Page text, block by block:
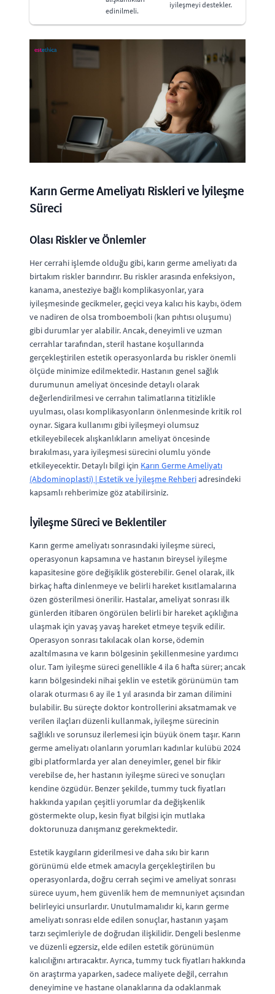
edinilmeli.
iyileşmeyi destekler.
Karın Germe Ameliyatı Riskleri ve İyileşme
Süreci
Olası Riskler ve Önlemler
Her cerrahi işlemde olduğu gibi, karın germe ameliyatı da
birtakım riskler barındırır. Bu riskler arasında enfeksiyon,
kanama, anesteziye bağlı komplikasyonlar, yara
iyileşmesinde gecikmeler, geçici veya kalıcı his kaybı, ödem
ve nadiren de olsa tromboemboli (kan pıhtısı oluşumu)
gibi durumlar yer alabilir. Ancak, deneyimli ve uzman
cerrahlar tarafından, steril hastane koşullarında
gerçekleştirilen estetik operasyonlarda bu riskler önemli
ölçüde minimize edilmektedir. Hastanın genel sağlık
durumunun ameliyat öncesinde detaylı olarak
değerlendirilmesi ve cerrahın talimatlarına titizlikle
uyulması, olası komplikasyonların önlenmesinde kritik rol
oynar. Sigara kullanımı gibi iyileşmeyi olumsuz
etkileyebilecek alışkanlıkların ameliyat öncesinde
bırakılması, yara iyileşmesi sürecini olumlu yönde
etkileyecektir. Detaylı bilgi için Karın Germe Ameliyatı
(Abdominoplasti) | Estetik ve İyileşme Rehberiadresindeki
kapsamlı rehberimize göz atabilirsiniz.
İyileşme Süreci ve Beklentiler
Karın germe ameliyatı sonrasındaki iyileşme süreci,
operasyonun kapsamına ve hastanın bireysel iyileşme
kapasitesine göre değişiklik gösterebilir. Genel olarak, ilk
birkaç hafta dinlenmeye ve belirli hareket kısıtlamalarına
özen gösterilmesi önerilir. Hastalar, ameliyat sonrası ilk
günlerden itibaren öngörülen belirli bir hareket açıklığına
ulaşmak için yavaş yavaş hareket etmeye teşvik edilir.
Operasyon sonrası takılacak olan korse, ödemin
azaltılmasına ve karın bölgesinin şekillenmesine yardımcı
olur. Tam iyileşme süreci genellikle 4 ila 6 hafta sürer; ancak
karın bölgesindeki nihai şeklin ve estetik görünümün tam
olarak oturması 6 ay ile 1 yıl arasında bir zaman dilimini
bulabilir. Bu süreçte doktor kontrollerini aksatmamak ve
verilen ilaçları düzenli kullanmak, iyileşme sürecinin
sağlıklı ve sorunsuz ilerlemesi için büyük önem taşır. Karın
germe ameliyatı olanların yorumları kadınlar kulübü 2024
gibi platformlarda yer alan deneyimler, genel bir fikir
verebilse de, her hastanın iyileşme süreci ve sonuçları
kendine özgüdür. Benzer şekilde, tummy tuck fiyatları
hakkında yapılan çeşitli yorumlar da değişkenlik
göstermekte olup, kesin fiyat bilgisi için mutlaka
doktorunuza danışmanız gerekmektedir.
Estetik kaygıların giderilmesi ve daha sıkı bir karın
görünümü elde etmek amacıyla gerçekleştirilen bu
operasyonlarda, doğru cerrah seçimi ve ameliyat sonrası
sürece uyum, hem güvenlik hem de memnuniyet açısından
belirleyici unsurlardır. Unutulmamalıdır ki, karın germe
ameliyatı sonrası elde edilen sonuçlar, hastanın yaşam
tarzı seçimleriyle de doğrudan ilişkilidir. Dengeli beslenme
ve düzenli egzersiz, elde edilen estetik görünümün
kalıcılığını artıracaktır. Ayrıca, tummy tuck fiyatları hakkında
ön araştırma yaparken, sadece maliyete değil, cerrahın
deneyimine ve hastane olanaklarına da odaklanmak